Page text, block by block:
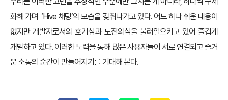
화해 가며 ‘Hive 채팅’의 모습을 갖춰나가고 있다. 어느 하나 쉬운 내용이
없지만 개발자로서의 호기심과 도전의식을 불러일으키고 있어 즐겁게
개발하고 있다. 이러한 노력을 통해 많은 사용자들이 서로 연결되고 즐거
운 소통의 순간이 만들어지기를 기대해 본다.